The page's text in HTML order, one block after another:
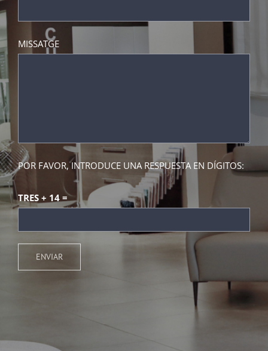
MISSATGE
POR FAVOR, INTRODUCE UNA RESPUESTA EN DÍGITOS:
TRES + 14 =